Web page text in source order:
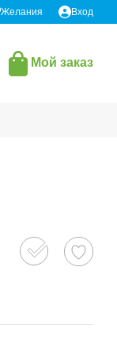
Желания Вход
Мой заказ